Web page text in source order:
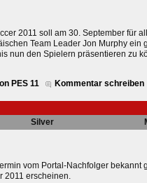
2011 soll am 30. September für
Team Leader Jon Murphy ein
nun den Spielern präsentieren zu
PES 11
Kommentar schreiben
Silver
vom Portal-Nachfolger bekannt
2011 erscheinen.